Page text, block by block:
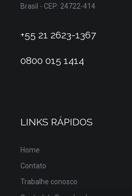
Brasil - CEP: 24722-414
+55 21 2623-1367
0800 015 1414
LINKS RÁPIDOS
Home
Contato
Trabalhe conosco